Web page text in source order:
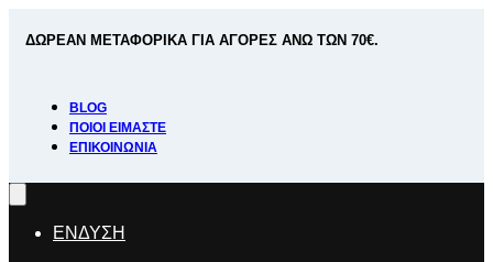
ΔΩΡΕΑΝ ΜΕΤΑΦΟΡΙΚΑ ΓΙΑ ΑΓΟΡΕΣ ΑΝΩ ΤΩΝ 70€.
BLOG
ΠΟΙΟΊ ΕΊΜΑΣΤΕ
ΕΠΙΚΟΙΝΩΝΊΑ
ΕΝΔΥΣΗ